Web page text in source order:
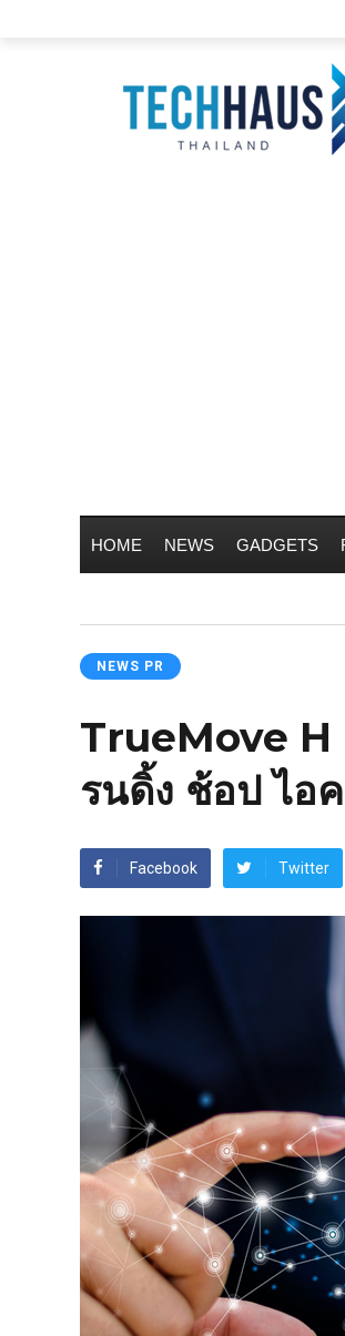
HOME NEWS GADGETS
NEWS PR
TrueMove H
รนดิ้ง ช้อป ไอ
Facebook Twitter